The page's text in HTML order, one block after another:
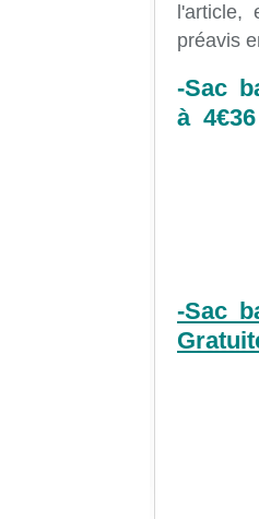
l'article,
préavis
-Sac
à
-Sac